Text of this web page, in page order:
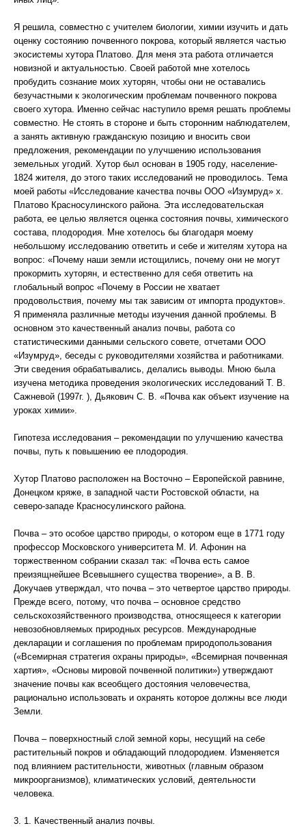
Я решила, совместно с учителем биологии, химии изучить и дать
оценку состоянию почвенного покрова, который является частью
экосистемы хутора Платово. Для меня эта работа отличается
новизной и актуальностью. Своей работой мне хотелось
пробудить сознание моих хуторян, чтобы они не оставались
безучастными к экологическим проблемам почвенного покрова
своего хутора. Именно сейчас наступило время решать проблемы
совместно. Не стоять в стороне и быть сторонним наблюдателем,
а занять активную гражданскую позицию и вносить свои
предложения, рекомендации по улучшению использования
земельных угодий. Хутор был основан в 1905 году, население-
1824 жителя, до этого таких исследований не проводилось. Тема
моей работы «Исследование качества почвы ООО «Изумруд» х.
Платово Красносулинского района. Эта исследовательская
работа, ее целью является оценка состояния почвы, химического
состава, плодородия. Мне хотелось бы благодаря моему
небольшому исследованию ответить и себе и жителям хутора на
вопрос: «Почему наши земли истощились, почему они не могут
прокормить хуторян, и естественно для себя ответить на
глобальный вопрос «Почему в России не хватает
продовольствия, почему мы так зависим от импорта продуктов».
Я применяла различные методы изучения данной проблемы. В
основном это качественный анализ почвы, работа со
статистическими данными сельского совете, отчетами ООО
«Изумруд», беседы с руководителями хозяйства и работниками.
Эти сведения обрабатывались, делались выводы. Мною была
изучена методика проведения экологических исследований Т. В.
Сажневой (1997г. ), Дьякович С. В. «Почва как объект изучение на
уроках химии».
Гипотеза исследования – рекомендации по улучшению качества
почвы, путь к повышению ее плодородия.
Хутор Платово расположен на Восточно – Европейской равнине,
Донецком кряже, в западной части Ростовской области, на
северо-западе Красносулинского района.
Почва – это особое царство природы, о котором еще в 1771 году
профессор Московского университета М. И. Афонин на
торжественном собрании сказал так: «Почва есть самое
преизящнейшее Всевышнего существа творение», а В. В.
Докучаев утверждал, что почва – это четвертое царство природы.
Прежде всего, потому, что почва – основное средство
сельскохозяйственного производства, относящееся к категории
невозобновляемых природных ресурсов. Международные
декларации и соглашения по проблемам природопользования
(«Всемирная стратегия охраны природы», «Всемирная почвенная
хартия», «Основы мировой почвенной политики») утверждают
значение почвы как всеобщего достояния человечества,
рационально использовать и охранять которое должны все люди
Земли.
Почва – поверхностный слой земной коры, несущий на себе
растительный покров и обладающий плодородием. Изменяется
под влиянием растительности, животных (главным образом
микроорганизмов), климатических условий, деятельности
человека.
3. 1. Качественный анализ почвы.